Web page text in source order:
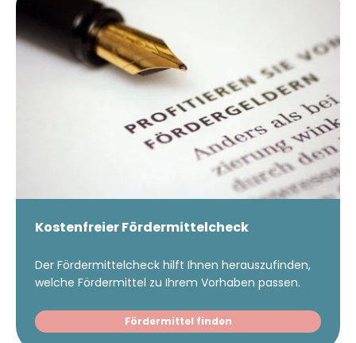
Kostenfreier Fördermittelcheck
Der Fördermittelcheck hilft Ihnen herauszufinden,
welche Fördermittel zu Ihrem Vorhaben passen.
Fördermittel finden